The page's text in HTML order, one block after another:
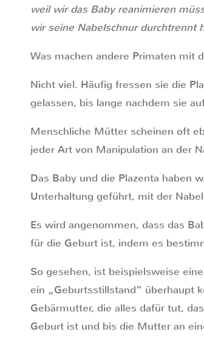
weil wir das Baby reanimieren
wir seine Nabelschnur durchtrennt
Was machen andere Primaten mit
Nicht viel. Häufig fressen sie die
gelassen, bis lange nachdem sie
Menschliche Mütter scheinen oft
jeder Art von Manipulation an der
Das Baby und die Plazenta haben
Unterhaltung geführt, mit der
Es wird angenommen, dass das
für die Geburt ist, indem es
So gesehen, ist beispielsweise
ein „Geburtsstillstand“ überhaupt
Gebärmutter, die alles dafür tut,
Geburt ist und bis die Mutter an